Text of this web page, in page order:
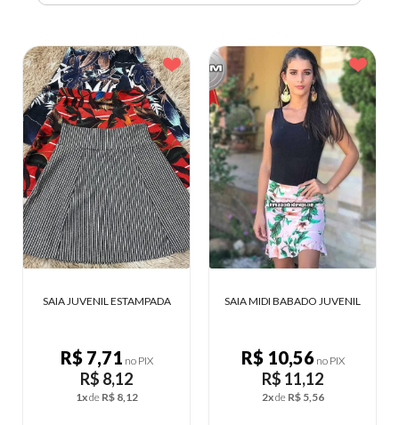
SAIA MIDI BABADO JUVENIL
R$ 10,56
SAIA INFANTIL
R$ 11,88